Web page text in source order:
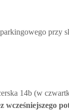
przy
14b (w
wcześniejszego